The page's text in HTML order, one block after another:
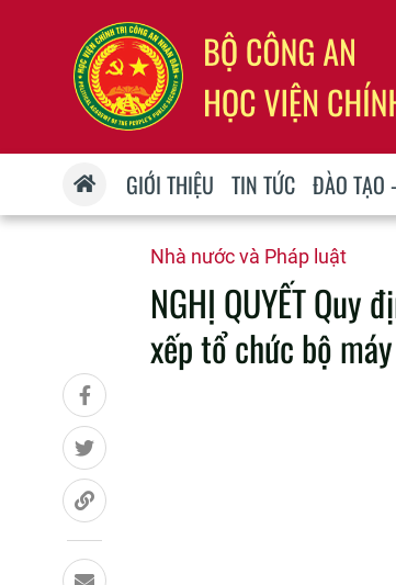
GIỚI THIỆU TIN TỨC ĐÀO TẠO
Nhà nước và Pháp luật
NGHỊ QUYẾT Quy
xếp tổ chức bộ